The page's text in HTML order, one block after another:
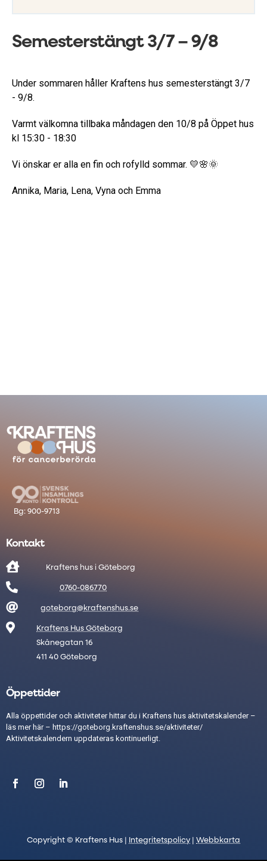
Semesterstängt 3/7 – 9/8
Under sommaren håller Kraftens hus semesterstängt 3/7
- 9/8.
Varmt välkomna tillbaka måndagen den 10/8 på Öppet hus
kl 15:30 - 18:30
Vi önskar er alla en fin och rofylld sommar. 💛🌸🌞
Annika, Maria, Lena, Vyna och Emma
Kontakt
 Kraftens hus i Göteborg
 0760-086770
 goteborg@kraftenshus.se

Kraftens Hus Göteborg
Skånegatan 16
411 40 Göteborg
Öppettider
Alla öppettider och aktiviteter hittar du i Kraftens hus aktivitetskalender –
läs mer här – https://goteborg.kraftenshus.se/aktiviteter/
Aktivitetskalendern uppdateras kontinuerligt.
Copyright © Kraftens Hus | Integritetspolicy Webbkarta